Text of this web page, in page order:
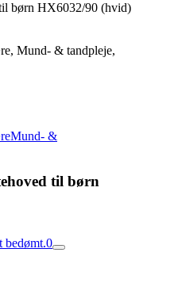
børn HX6032/90 (hvid)
Mund- & tandpleje,
Mund- &
til børn
bedømt.0